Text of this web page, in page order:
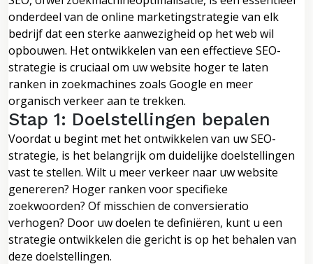
onderdeel van de online marketingstrategie van elk
bedrijf dat een sterke aanwezigheid op het web wil
opbouwen. Het ontwikkelen van een effectieve SEO-
strategie is cruciaal om uw website hoger te laten
ranken in zoekmachines zoals Google en meer
organisch verkeer aan te trekken.
Stap 1: Doelstellingen bepalen
Voordat u begint met het ontwikkelen van uw SEO-
strategie, is het belangrijk om duidelijke doelstellingen
vast te stellen. Wilt u meer verkeer naar uw website
genereren? Hoger ranken voor specifieke
zoekwoorden? Of misschien de conversieratio
verhogen? Door uw doelen te definiëren, kunt u een
strategie ontwikkelen die gericht is op het behalen van
deze doelstellingen.